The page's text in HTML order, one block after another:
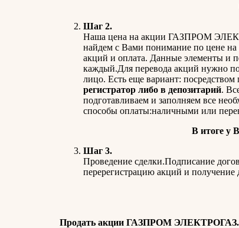
Шаг 2.
Наша цена на акции ГАЗПРОМ
найдем с Вами понимание по цене на
акций и оплата. Данные элементы и
каждый.Для перевода акций нужно
лицо. Есть еще вариант: посредством
регистратор либо в депозитарий.
подготавливаем и заполняем все
способы оплаты:наличными или
В итоге у
Шаг 3.
Проведение сделки.Подписание
перерегистрацию акций и получение
Продать акции ГАЗПРОМ ЭЛЕКТРОГАЗ.